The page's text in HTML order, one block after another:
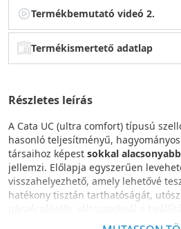
Termékbemutató videó 2.
Termékismertető adatlap
Részletes leírás
A Cata UC (ultra comfort) típusú
hasonló teljesítményű,
társaihoz képest sokkal alacsonyabb
jellemzi. Előlapja egyszerűen
visszahelyezhető, amely lehetővé
hatékony tisztán tarthatóságát,